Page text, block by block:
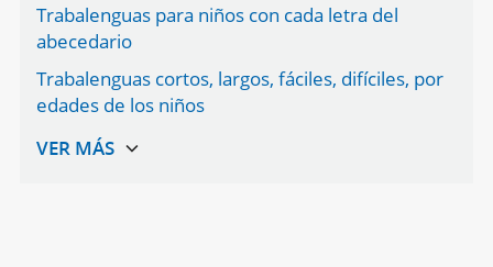
Trabalenguas para niños con cada letra del
abecedario
Trabalenguas cortos, largos, fáciles, difíciles, por
edades de los niños